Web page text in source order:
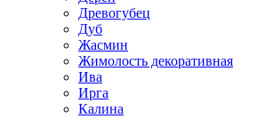
Древогубец
Дуб
Жасмин
Жимолость декоративная
Ива
Ирга
Калина